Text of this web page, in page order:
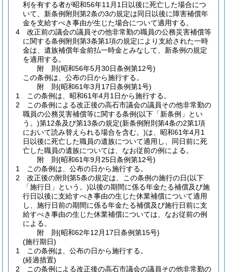
利を有する者が昭和56年11月1日以後に死亡した場合につ
いて、新条例附則第2条の3の規定は同日以後に障害補償年
金を支給すべき事由が生じた場合について適用する。
4
改正前の議会の議員その他非常勤の職員の公務災害補償等
に関する条例附則第3条第1項の規定により支給された一時
金は、遺族補償年金前払一時金とみなして、新条例の規定
を適用する。
附 則(昭和56年5月30日条例第12号)
この条例は、公布の日から施行する。
附 則(昭和61年3月17日条例第1号)
1
この条例は、昭和61年4月1日から施行する。
2
この条例による改正後の高石市議会の議員その他非常勤の
職員の公務災害補償等に関する条例(以下「新条例」とい
う。)第12条及び第13条の規定(新条例附則第4条の2第1項
において読み替えられる場合を含む。)は、昭和61年4月1
日以後に死亡した職員の遺族について適用し、同日前に死
亡した職員の遺族については、なお従前の例による。
附 則(昭和61年9月25日条例第12号)
1
この条例は、公布の日から施行する。
2
改正後の附則第5条の規定は、この条例の施行の日(以下
「施行日」という。)以後の期間に係る年金たる補償及び施
行日以後に支給すべき事由の生じた休業補償について適用
し、施行日前の期間に係る年金たる補償及び施行日前に支
給すべき事由の生じた休業補償については、なお従前の例
による。
附 則(昭和62年12月17日条例第15号)
(施行期日)
1
この条例は、公布の日から施行する。
(経過措置)
2
この条例による改正後の高石市議会の議員その他非常勤の